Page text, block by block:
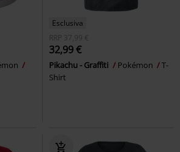
Esclusiva
RRP
37,99 €
32,99 €
Pikachu - Graffiti Pokémon
T-
Shirt